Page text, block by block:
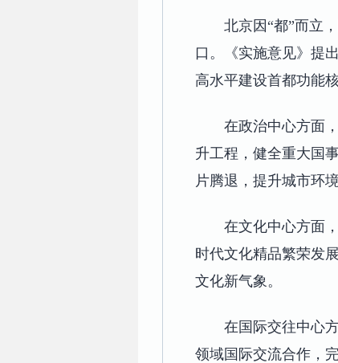
北京因“都”而立
口。《实施意见》提
高水平建设首都功能
在政治中心方面
升工程，健全重大国
片腾退，提升城市环
在文化中心方面
时代文化精品繁荣发
文化新气象。
在国际交往中心
领域国际交流合作，